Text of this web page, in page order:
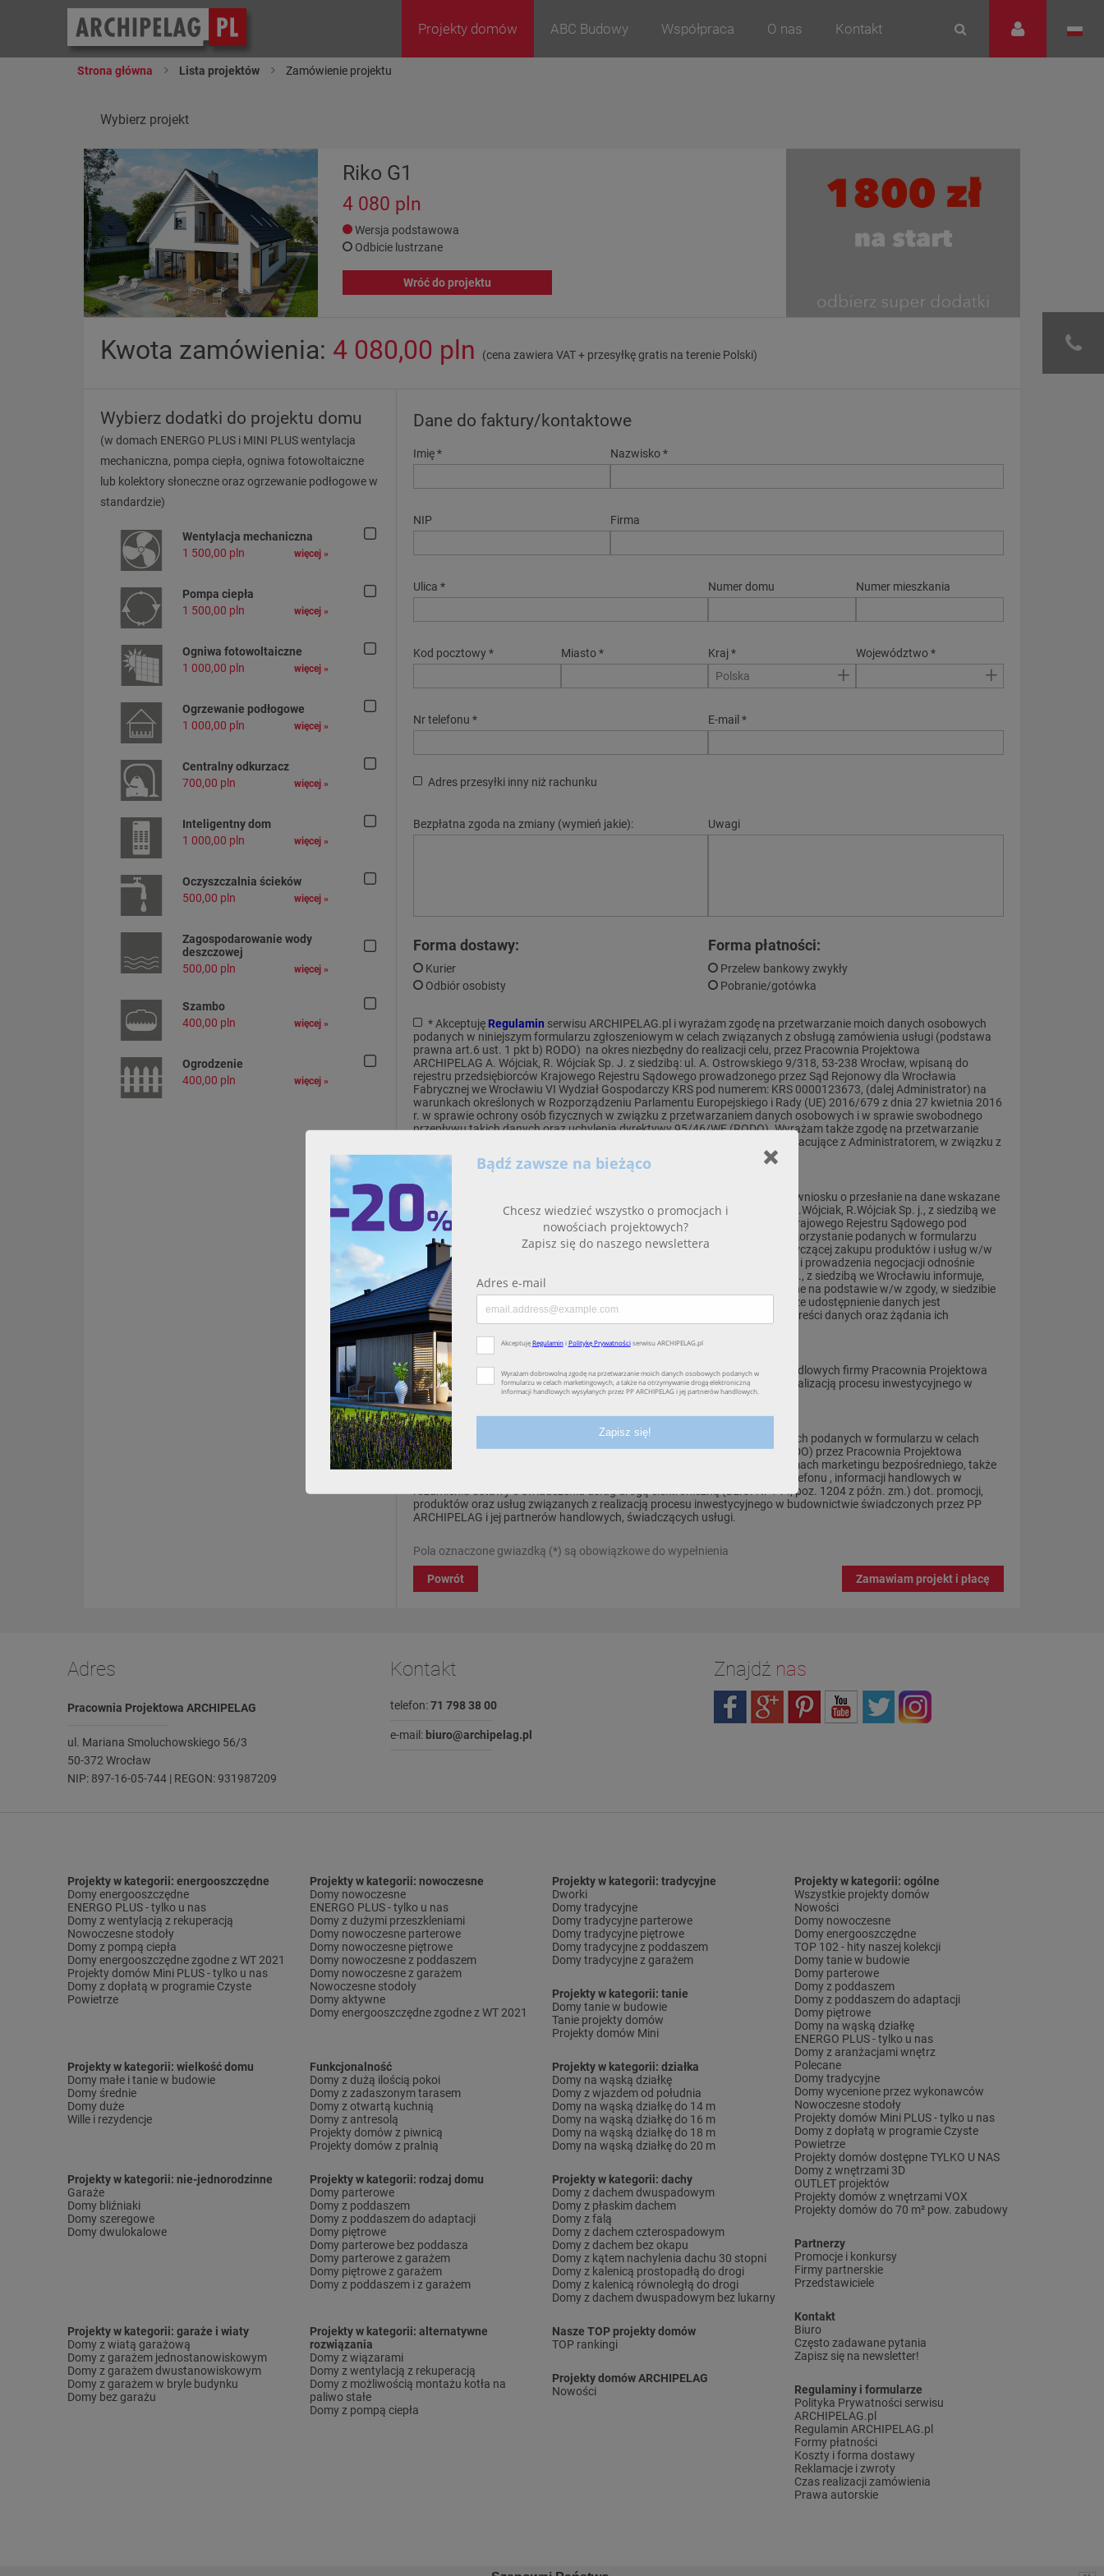
Projekty domów ABC Budowy Współpraca O nas Kontakt
Strona główna Lista projektów Zamówienie projektu
Wybierz projekt
Riko G1
4 080 pln
Wersja podstawowa
Odbicie lustrzane
Wróć do projektu
Kwota zamówienia: 4 080,00 pln (cena zawiera VAT + przesyłkę gratis na terenie Polski)
Wybierz dodatki do projektu domu
(w domach ENERGO PLUS i MINI PLUS wentylacja
mechaniczna, pompa ciepła, ogniwa fotowoltaiczne
lub kolektory słoneczne oraz ogrzewanie podłogowe w
standardzie)
Wentylacja mechaniczna
1 500,00 pln
więcej »
Pompa ciepła
1 500,00 pln
więcej »
Ogniwa fotowoltaiczne
1 000,00 pln
więcej »
Ogrzewanie podłogowe
1 000,00 pln
więcej »
Centralny odkurzacz
700,00 pln
więcej »
Inteligentny dom
1 000,00 pln
więcej »
Oczyszczalnia ścieków
500,00 pln
więcej »
Zagospodarowanie wody
deszczowej
500,00 pln
więcej »
Szambo
400,00 pln
więcej »
Ogrodzenie
400,00 pln
więcej »
Dane do faktury/kontaktowe
Imię * Nazwisko *
NIP Firma
Ulica * Numer domu Numer mieszkania
Kod pocztowy * Miasto *
Kraj *
Polska
+
Województwo *
+
Nr telefonu * E-mail *
Adres przesyłki inny niż rachunku
Bezpłatna zgoda na zmiany (wymień jakie): Uwagi
Forma dostawy:
Kurier
Odbiór osobisty
Forma płatności:
Przelew bankowy zwykły
Pobranie/gotówka
* Akceptuję Regulamin serwisu ARCHIPELAG.pl i wyrażam zgodę na przetwarzanie moich danych osobowych
podanych w niniejszym formularzu zgłoszeniowym w celach związanych z obsługą zamówienia usługi (podstawa
prawna art.6 ust. 1 pkt b) RODO) na okres niezbędny do realizacji celu, przez Pracownia Projektowa
ARCHIPELAG A. Wójciak, R. Wójciak Sp. J. z siedzibą: ul. A. Ostrowskiego 9/318, 53-238 Wrocław, wpisaną do
rejestru przedsiębiorców Krajowego Rejestru Sądowego prowadzonego przez Sąd Rejonowy dla Wrocławia
Fabrycznej we Wrocławiu VI Wydział Gospodarczy KRS pod numerem: KRS 0000123673, (dalej Administrator) na
warunkach określonych w Rozporządzeniu Parlamentu Europejskiego i Rady (UE) 2016/679 z dnia 27 kwietnia 2016
r. w sprawie ochrony osób fizycznych w związku z przetwarzaniem danych osobowych i w sprawie swobodnego
przepływu takich danych oraz uchylenia dyrektywy 95/46/WE (RODO). Wyrażam także zgodę na przetwarzanie
moich danych w powyższym zakresie, okresie i celu przez podmioty współpracujące z Administratorem, w związku z
realizacją celu udostępnienia danych.
* Wysłanie formularza zgłoszeniowego jest równoznaczne ze złożeniem wniosku o przesłanie na dane wskazane
w formularzu oferty handlowej firmy Pracownia Projektowa ARCHIPELAG A.Wójciak, R.Wójciak Sp. j., z siedzibą we
Wrocławiu, kod pocztowy: 53-238, ul. A. Ostrowskiego 9/318, wpisaną do Krajowego Rejestru Sądowego pod
numerem KRS 0000123673, NIP: 897-16-05-744 i wyrażeniem zgody na wykorzystanie podanych w formularzu
danych osobowych w celu doboru i konsultowania oferty indywidualnej dotyczącej zakupu produktów i usług w/w
firmy i uczestniczących w świadczeniu tych usług spółek z nią powiązanych i prowadzenia negocjacji odnośnie
treści oferty. Pracownia Projektowa ARCHIPELAG A.Wójciak, R.Wójciak Sp. j., z siedzibą we Wrocławiu informuje,
jako administrator w/w danych, iż dane będą przechowywane i przetwarzane na podstawie w/w zgody, w siedzibie
administratora lub podmiotu przetwarzającego dane na jego zlecenie, oraz że udostępnienie danych jest
dobrowolne, zaś osoba fizyczna, której dane dotyczą ma prawo wglądu do treści danych oraz żądania ich
poprawienia bądź usunięcia.
Wyrażam zgodę na otrzymanie informacji handlowych od partnerów handlowych firmy Pracownia Projektowa
ARCHIPELAG A.Wójciak, R.Wójciak Sp. j. świadczących usługi związane z realizacją procesu inwestycyjnego w
budownictwie.
* Wyrażam dobrowolną zgodę na przetwarzanie moich danych osobowych podanych w formularzu w celach
informacyjnych i marketingowych (podstawa prawna art.6 ust. 1 pkt a) RODO) przez Pracownia Projektowa
ARCHIPELAG A.Wójciak, R.Wójciak Sp. J. na czas nieokreślony, w tym w ramach marketingu bezpośredniego, także
otrzymywanie drogą elektroniczną na podany przez mnie adres e-mail/nr telefonu , informacji handlowych w
rozumieniu ustawy o świadczeniu usług drogą elektroniczną (Dz.U. Nr 144, poz. 1204 z późn. zm.) dot. promocji,
produktów oraz usług związanych z realizacją procesu inwestycyjnego w budownictwie świadczonych przez PP
ARCHIPELAG i jej partnerów handlowych, świadczących usługi.
Pola oznaczone gwiazdką (*) są obowiązkowe do wypełnienia
Powrót Zamawiam projekt i płacę
Adres
Pracownia Projektowa ARCHIPELAG
ul. Mariana Smoluchowskiego 56/3
50-372 Wrocław
NIP: 897-16-05-744 | REGON: 931987209
Kontakt
telefon: 71 798 38 00
e-mail: biuro@archipelag.pl
Znajdź nas
Projekty w kategorii: energooszczędne
Domy energooszczędne
ENERGO PLUS - tylko u nas
Domy z wentylacją z rekuperacją
Nowoczesne stodoły
Domy z pompą ciepła
Domy energooszczędne zgodne z WT 2021
Projekty domów Mini PLUS - tylko u nas
Domy z dopłatą w programie Czyste
Powietrze
Projekty w kategorii: nowoczesne
Domy nowoczesne
ENERGO PLUS - tylko u nas
Domy z dużymi przeszkleniami
Domy nowoczesne parterowe
Domy nowoczesne piętrowe
Domy nowoczesne z poddaszem
Domy nowoczesne z garażem
Nowoczesne stodoły
Domy aktywne
Domy energooszczędne zgodne z WT 2021
Projekty w kategorii: tradycyjne
Dworki
Domy tradycyjne
Domy tradycyjne parterowe
Domy tradycyjne piętrowe
Domy tradycyjne z poddaszem
Domy tradycyjne z garażem
Projekty w kategorii: tanie
Domy tanie w budowie
Tanie projekty domów
Projekty domów Mini
Projekty w kategorii: wielkość domu
Domy małe i tanie w budowie
Domy średnie
Domy duże
Wille i rezydencje
Funkcjonalność
Domy z dużą ilością pokoi
Domy z zadaszonym tarasem
Domy z otwartą kuchnią
Domy z antresolą
Projekty domów z piwnicą
Projekty domów z pralnią
Projekty w kategorii: działka
Domy na wąską działkę
Domy z wjazdem od południa
Domy na wąską działkę do 14 m
Domy na wąską działkę do 16 m
Domy na wąską działkę do 18 m
Domy na wąską działkę do 20 m
Projekty w kategorii: nie-jednorodzinne
Garaże
Domy bliźniaki
Domy szeregowe
Domy dwulokalowe
Projekty w kategorii: rodzaj domu
Domy parterowe
Domy z poddaszem
Domy z poddaszem do adaptacji
Domy piętrowe
Domy parterowe bez poddasza
Domy parterowe z garażem
Domy piętrowe z garażem
Domy z poddaszem i z garażem
Projekty w kategorii: dachy
Domy z dachem dwuspadowym
Domy z płaskim dachem
Domy z falą
Domy z dachem czterospadowym
Domy z dachem bez okapu
Domy z kątem nachylenia dachu 30 stopni
Domy z kalenicą prostopadłą do drogi
Domy z kalenicą równoległą do drogi
Domy z dachem dwuspadowym bez lukarny
Projekty w kategorii: garaże i wiaty
Domy z wiatą garażową
Domy z garażem jednostanowiskowym
Domy z garażem dwustanowiskowym
Domy z garażem w bryle budynku
Domy bez garażu
Projekty w kategorii: alternatywne
rozwiązania
Domy z wiązarami
Domy z wentylacją z rekuperacją
Domy z możliwością montażu kotła na
paliwo stałe
Domy z pompą ciepła
Nasze TOP projekty domów
TOP rankingi
Projekty domów ARCHIPELAG
Nowości
Projekty w kategorii: ogólne
Wszystkie projekty domów
Nowości
Domy nowoczesne
Domy energooszczędne
TOP 102 - hity naszej kolekcji
Domy tanie w budowie
Domy parterowe
Domy z poddaszem
Domy z poddaszem do adaptacji
Domy piętrowe
Domy na wąską działkę
ENERGO PLUS - tylko u nas
Domy z aranżacjami wnętrz
Polecane
Domy tradycyjne
Domy wycenione przez wykonawców
Nowoczesne stodoły
Projekty domów Mini PLUS - tylko u nas
Domy z dopłatą w programie Czyste
Powietrze
Projekty domów dostępne TYLKO U NAS
Domy z wnętrzami 3D
OUTLET projektów
Projekty domów z wnętrzami VOX
Projekty domów do 70 m² pow. zabudowy
Partnerzy
Promocje i konkursy
Firmy partnerskie
Przedstawiciele
Kontakt
Biuro
Często zadawane pytania
Zapisz się na newsletter!
Regulaminy i formularze
Polityka Prywatności serwisu
ARCHIPELAG.pl
Regulamin ARCHIPELAG.pl
Formy płatności
Koszty i forma dostawy
Reklamacje i zwroty
Czas realizacji zamówienia
Prawa autorskie